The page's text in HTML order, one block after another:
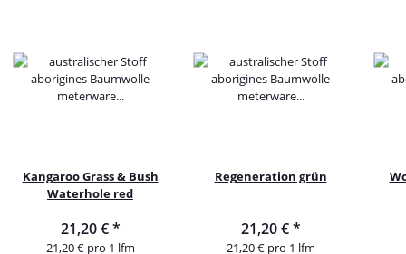
Kangaroo Grass & Bush
Waterhole red
21,20 €*
21,20 € pro 1 lfm
Regeneration grün
21,20 €*
21,20 € pro 1 lfm